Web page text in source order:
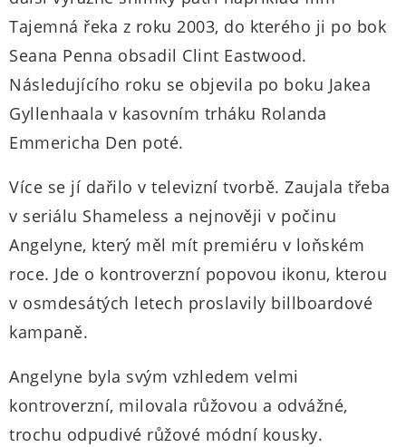
Tajemná řeka z roku 2003, do kterého ji po bok
Seana Penna obsadil Clint Eastwood.
Následujícího roku se objevila po boku Jakea
Gyllenhaala v kasovním trháku Rolanda
Emmericha Den poté.
Více se jí dařilo v televizní tvorbě. Zaujala třeba
v seriálu Shameless a nejnověji v počinu
Angelyne, který měl mít premiéru v loňském
roce. Jde o kontroverzní popovou ikonu, kterou
v osmdesátých letech proslavily billboardové
kampaně.
Angelyne byla svým vzhledem velmi
kontroverzní, milovala růžovou a odvážné,
trochu odpudivé růžové módní kousky.